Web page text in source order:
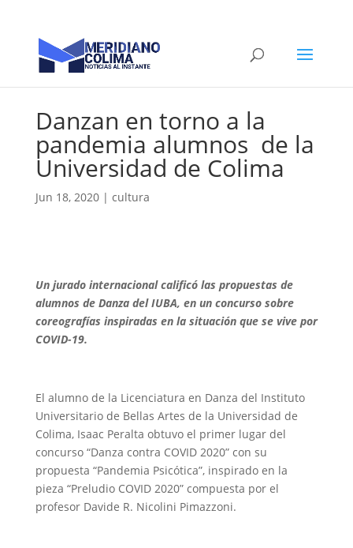
Danzan en torno a la
pandemia alumnos de la
Universidad de Colima
Jun 18, 2020| cultura
Un jurado internacional calificó las propuestas de
alumnos de Danza del IUBA, en un concurso sobre
coreografías inspiradas en la situación que se vive por
COVID-19.
El alumno de la Licenciatura en Danza del Instituto
Universitario de Bellas Artes de la Universidad de
Colima, Isaac Peralta obtuvo el primer lugar del
concurso “Danza contra COVID 2020” con su
propuesta “Pandemia Psicótica”, inspirado en la
pieza “Preludio COVID 2020” compuesta por el
profesor Davide R. Nicolini Pimazzoni.